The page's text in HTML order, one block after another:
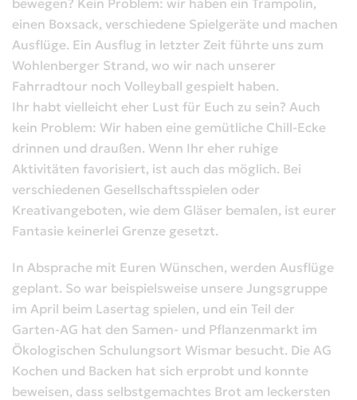
einen Boxsack, verschiedene Spielgeräte und machen
Ausflüge. Ein Ausflug in letzter Zeit führte uns zum
Wohlenberger Strand, wo wir nach unserer
Fahrradtour noch Volleyball gespielt haben.
Ihr habt vielleicht eher Lust für Euch zu sein? Auch
kein Problem: Wir haben eine gemütliche Chill-Ecke
drinnen und draußen. Wenn Ihr eher ruhige
Aktivitäten favorisiert, ist auch das möglich. Bei
verschiedenen Gesellschaftsspielen oder
Kreativangeboten, wie dem Gläser bemalen, ist eurer
Fantasie keinerlei Grenze gesetzt.
In Absprache mit Euren Wünschen, werden Ausflüge
geplant. So war beispielsweise unsere Jungsgruppe
im April beim Lasertag spielen, und ein Teil der
Garten-AG hat den Samen- und Pflanzenmarkt im
Ökologischen Schulungsort Wismar besucht. Die AG
Kochen und Backen hat sich erprobt und konnte
beweisen, dass selbstgemachtes Brot am leckersten